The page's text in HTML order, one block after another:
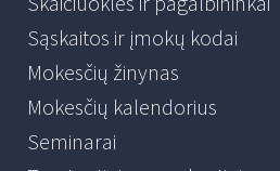
Sąskaitos ir įmokų kodai
Mokesčių žinynas
Mokesčių kalendorius
Seminarai